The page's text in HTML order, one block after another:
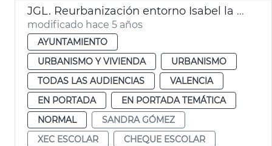
JGL. Reurbanización entorno Isabel la Católica
modificado hace 5 años
AYUNTAMIENTO
URBANISMO Y VIVIENDA
URBANISMO
TODAS LAS AUDIENCIAS
VALENCIA
EN PORTADA
EN PORTADA TEMÁTICA
NORMAL
SANDRA GÓMEZ
XEC ESCOLAR
CHEQUE ESCOLAR